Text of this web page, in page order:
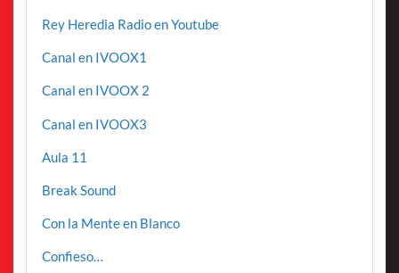
Rey Heredia Radio en Youtube
Canal en IVOOX1
Canal en IVOOX 2
Canal en IVOOX3
Aula 11
Break Sound
Con la Mente en Blanco
Confieso…